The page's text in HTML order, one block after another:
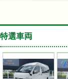
特選車両